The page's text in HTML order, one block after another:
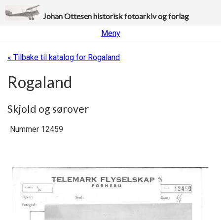
Johan Ottesen historisk fotoarkiv og forlag
Meny
« Tilbake til katalog for Rogaland
Rogaland
Skjold og sørover
Nummer 12459